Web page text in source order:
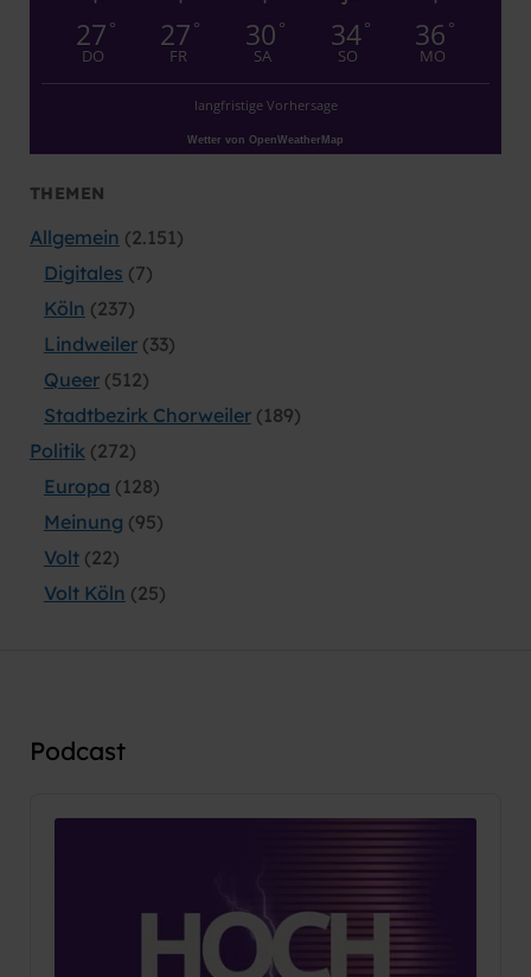
27 °
DO
27 °
FR
30 °
SA
34°
SO
36 °
MO
langfristige Vorhersage
Wetter von OpenWeatherMap
THEMEN
Allgemein (2.151)
Digitales (7)
Köln (237)
Lindweiler(33)
Queer(512)
Stadtbezirk Chorweiler(189)
Politik (272)
Europa (128)
Meinung (95)
Volt(22)
Volt Köln (25)
Podcast
Player